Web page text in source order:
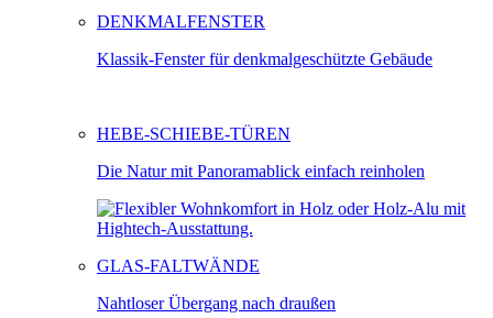
DENKMALFENSTER
Klassik-Fenster für denkmalgeschützte Gebäude
HEBE-SCHIEBE-TÜREN
Die Natur mit Panoramablick einfach reinholen
GLAS-FALTWÄNDE
Nahtloser Übergang nach draußen